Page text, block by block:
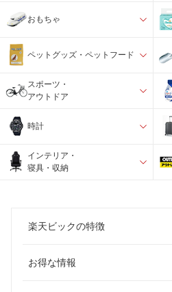
おもちゃ
ペットグッズ・ペットフード
スポーツ・
アウトドア
時計
インテリア・
寝具・収納
楽天ビックの特徴
お得な情報